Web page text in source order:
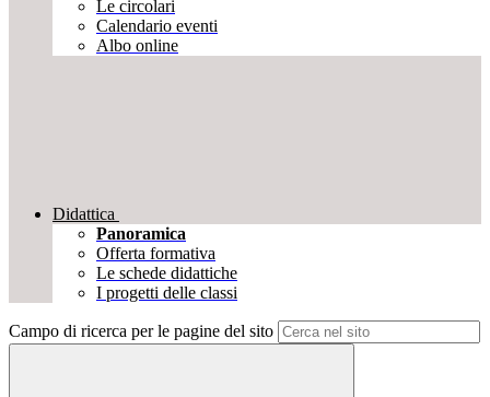
Le circolari
Calendario eventi
Albo online
Didattica
Panoramica
Offerta formativa
Le schede didattiche
I progetti delle classi
Campo di ricerca per le pagine del sito